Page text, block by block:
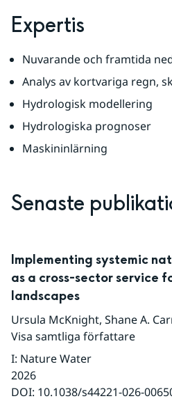
Expertis
Nuvarande och framtida
Analys av kortvariga regn,
Hydrologisk modellering
Hydrologiska prognoser
Maskininlärning
Senaste
Implementing systemic
as a cross-sector service
landscapes
Ursula McKnight, Shane A.
Visa samtliga författare
I: Nature Water
2026
DOI: 10.1038/s44221-026-